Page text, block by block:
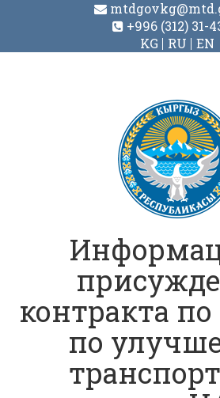
+996 (312) 31-
KG
RU EN
контракта
по